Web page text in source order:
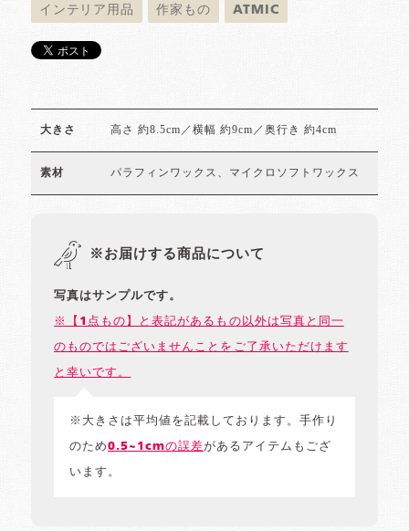
インテリア用品 作家もの ATMiC
大きさ 高さ 約8.5cm／横幅 約9cm／奥行き 約4cm
素材 パラフィンワックス、マイクロソフトワックス
※お届けする商品について
写真はサンプルです。
※【1点もの】と表記があるもの以外は写真と同一
のものではございませんことをご了承いただけます
と幸いです。
※大きさは平均値を記載しております。手作り
のため0.5~1cmの誤差があるアイテムもござ
います。